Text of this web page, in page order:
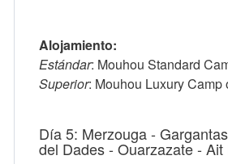
Alojamiento:
Estándar: Mouhou Standard
Superior: Mouhou Luxury Camp
Día 5: Merzouga -
del Dades - Ouarzazate -